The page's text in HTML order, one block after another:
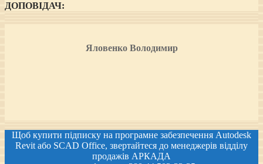
ДОПОВІДАЧ:
Яловенко Володимир
Щоб купити підписку на програмне забезпечення Autodesk
Revit або SCAD Office, звертайтеся до менеджерів відділу
продажів АРКАДА